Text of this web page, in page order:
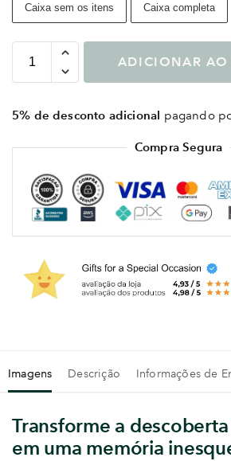
Caixa sem os itens Caixa completa
ADICIONAR AO
5% de desconto adicional pagando
Compra Segura
Imagens Descrição Informações de
Transforme a
em uma memória